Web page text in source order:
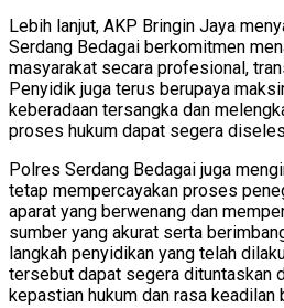
Lebih lanjut, AKP Bringin Jaya
Serdang Bedagai berkomitmen
masyarakat secara profesional,
Penyidik juga terus berupaya
keberadaan tersangka dan
proses hukum dapat segera
Polres Serdang Bedagai juga
tetap mempercayakan proses
aparat yang berwenang dan
sumber yang akurat serta
langkah penyidikan yang telah
tersebut dapat segera dituntaskan
kepastian hukum dan rasa keadilan